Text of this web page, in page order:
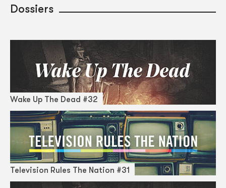
Dossiers
Wake Up The Dead #32
Television Rules The Nation #31